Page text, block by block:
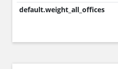
default.weight_all_offices